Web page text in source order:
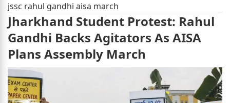
jssc rahul gandhi aisa march
Jharkhand Student Protest: Rahul
Gandhi Backs Agitators As AISA
Plans Assembly March